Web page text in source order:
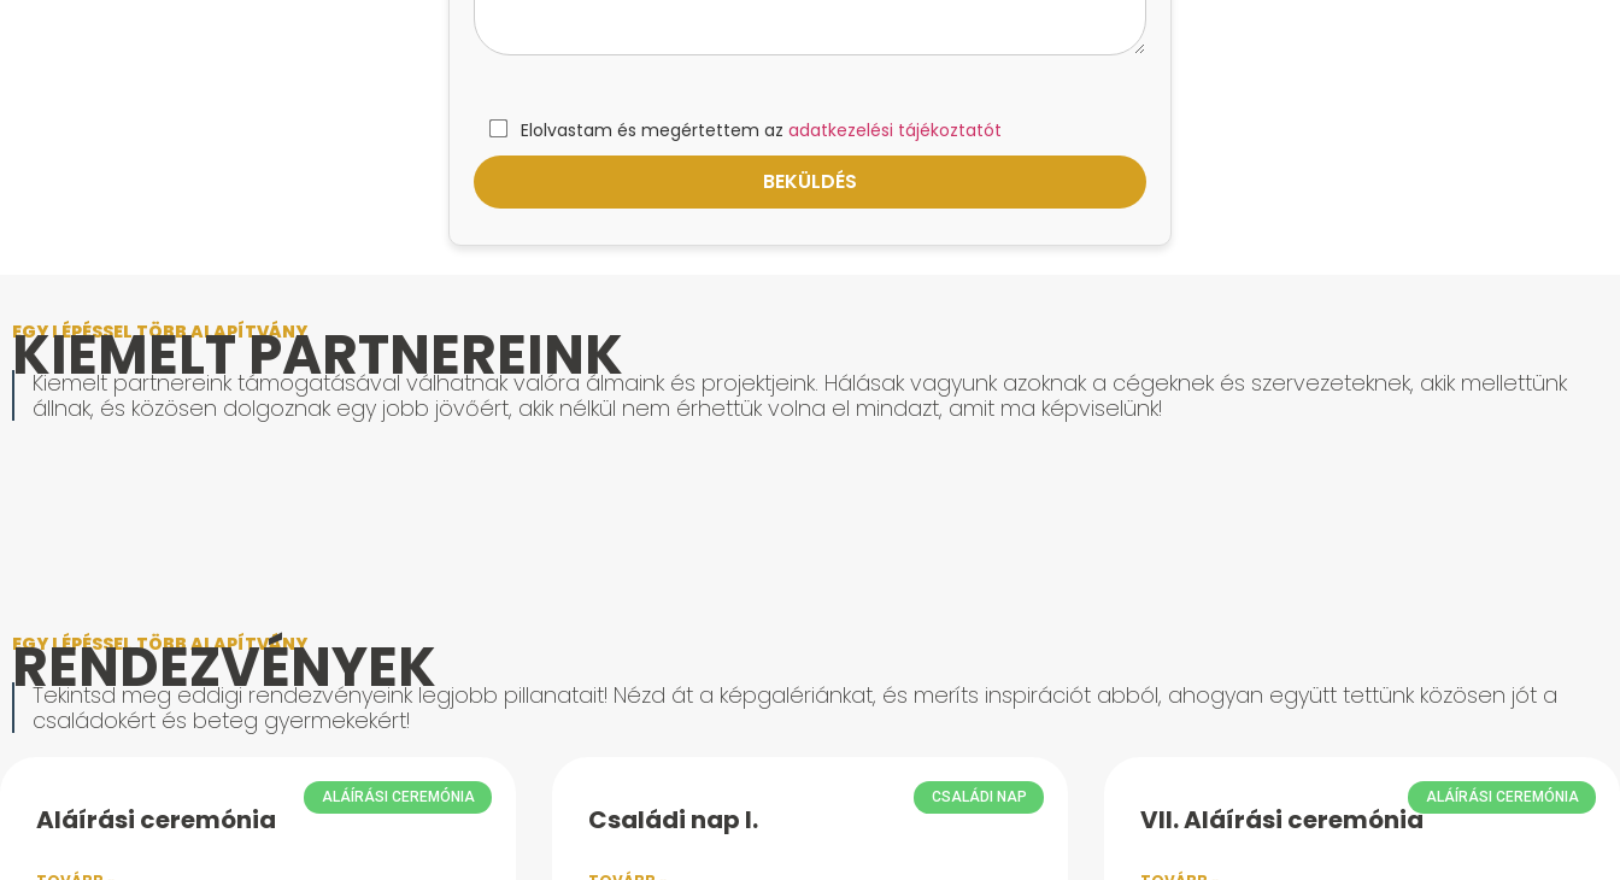
Elolvastam és megértettem az adatkezelési tájékoztatót
EGY LÉPÉSSEL TÖBB ALAPÍTVÁNY
KIEMELT PARTNEREINK
Kiemelt partnereink támogatásával válhatnak valóra álmaink és projektjeink. Hálásak vagyunk azoknak a cégeknek és szervezeteknek, akik mellettünk
állnak, és közösen dolgoznak egy jobb jövőért, akik nélkül nem érhettük volna el mindazt, amit ma képviselünk!
EGY LÉPÉSSEL TÖBB ALAPÍTVÁNY
RENDEZVÉNYEK
Tekintsd meg eddigi rendezvényeink legjobb pillanatait! Nézd át a képgalériánkat, és meríts inspirációt abból, ahogyan együtt tettünk közösen jót a
családokért és beteg gyermekekért!
ALÁÍRÁSI CEREMÓNIA
Aláírási ceremónia
CSALÁDI NAP
Családi nap I.
ALÁÍRÁSI CEREMÓNIA
VII. Aláírási ceremónia